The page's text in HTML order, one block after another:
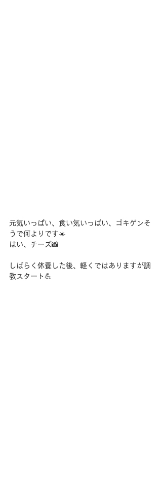
元気いっぱい、食い気いっぱい、ゴキゲンそ
うで何よりです☀️
はい、チーズ📸
しばらく休養した後、軽くではありますが調
教スタート💪